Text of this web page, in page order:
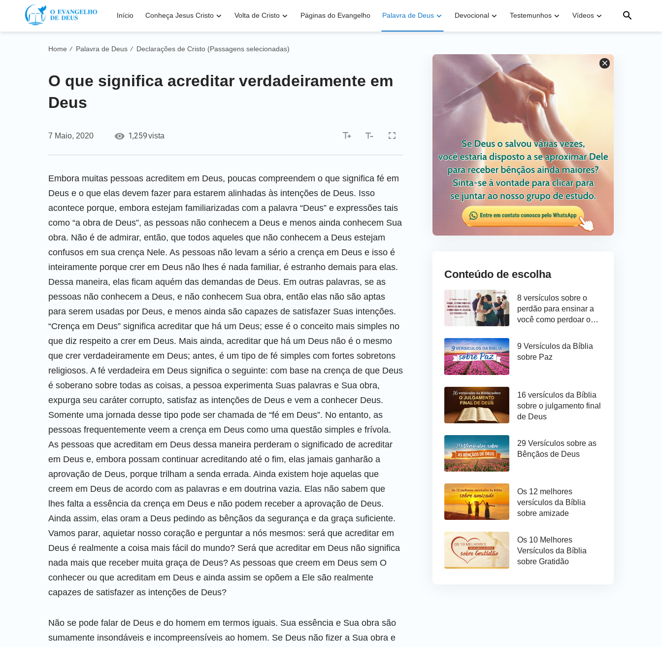
Início Conheça Jesus Cristo Volta de Cristo Páginas do Evangelho Palavra de Deus Devocional Testemunhos Vídeos
Home / Palavra de Deus / Declarações de Cristo (Passagens selecionadas)
O que significa acreditar verdadeiramente em
Deus
7 Maio, 2020 1,259vista
Embora muitas pessoas acreditem em Deus, poucas compreendem o que significa fé em
Deus e o que elas devem fazer para estarem alinhadas às intenções de Deus. Isso
acontece porque, embora estejam familiarizadas com a palavra “Deus” e expressões tais
como “a obra de Deus”, as pessoas não conhecem a Deus e menos ainda conhecem Sua
obra. Não é de admirar, então, que todos aqueles que não conhecem a Deus estejam
confusos em sua crença Nele. As pessoas não levam a sério a crença em Deus e isso é
inteiramente porque crer em Deus não lhes é nada familiar, é estranho demais para elas.
Dessa maneira, elas ficam aquém das demandas de Deus. Em outras palavras, se as
pessoas não conhecem a Deus, e não conhecem Sua obra, então elas não são aptas
para serem usadas por Deus, e menos ainda são capazes de satisfazer Suas intenções.
“Crença em Deus” significa acreditar que há um Deus; esse é o conceito mais simples no
que diz respeito a crer em Deus. Mais ainda, acreditar que há um Deus não é o mesmo
que crer verdadeiramente em Deus; antes, é um tipo de fé simples com fortes sobretons
religiosos. A fé verdadeira em Deus significa o seguinte: com base na crença de que Deus
é soberano sobre todas as coisas, a pessoa experimenta Suas palavras e Sua obra,
expurga seu caráter corrupto, satisfaz as intenções de Deus e vem a conhecer Deus.
Somente uma jornada desse tipo pode ser chamada de “fé em Deus”. No entanto, as
pessoas frequentemente veem a crença em Deus como uma questão simples e frívola.
As pessoas que acreditam em Deus dessa maneira perderam o significado de acreditar
em Deus e, embora possam continuar acreditando até o fim, elas jamais ganharão a
aprovação de Deus, porque trilham a senda errada. Ainda existem hoje aquelas que
creem em Deus de acordo com as palavras e em doutrina vazia. Elas não sabem que
lhes falta a essência da crença em Deus e não podem receber a aprovação de Deus.
Ainda assim, elas oram a Deus pedindo as bênçãos da segurança e da graça suficiente.
Vamos parar, aquietar nosso coração e perguntar a nós mesmos: será que acreditar em
Deus é realmente a coisa mais fácil do mundo? Será que acreditar em Deus não significa
nada mais que receber muita graça de Deus? As pessoas que creem em Deus sem O
conhecer ou que acreditam em Deus e ainda assim se opõem a Ele são realmente
capazes de satisfazer as intenções de Deus?
Não se pode falar de Deus e do homem em termos iguais. Sua essência e Sua obra são
sumamente insondáveis e incompreensíveis ao homem. Se Deus não fizer a Sua obra e
Conteúdo de escolha
8 versículos sobre o
perdão para ensinar a
você como perdoar os
9 Versículos da Bíblia
sobre Paz
16 versículos da Bíblia
sobre o julgamento final
de Deus
29 Versículos sobre as
Bênçãos de Deus
Os 12 melhores
versículos da Bíblia
sobre amizade
Os 10 Melhores
Versículos da Bíblia
sobre Gratidão